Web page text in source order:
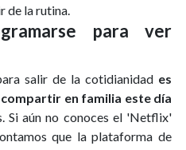
de la rutina.
para ver
salir de la cotidianidad es
en familia este día
Si aún no conoces el 'Netflix'
que la plataforma de